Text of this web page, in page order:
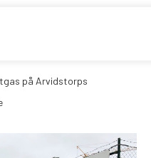
på Arvidstorps